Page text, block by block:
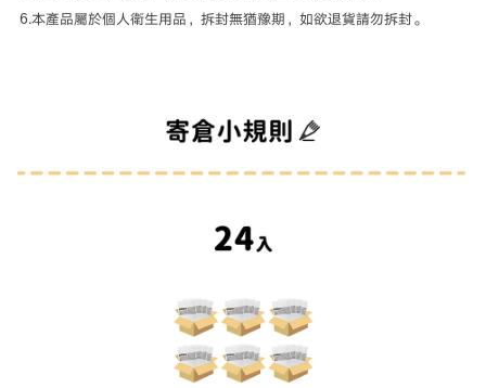
6.本產品屬於個人衛生用品，拆封無猶豫期，如欲退貨請勿拆封。